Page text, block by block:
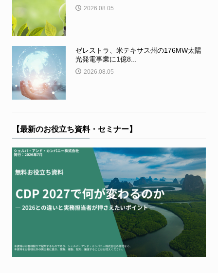
2026.08.05
ゼレストラ、米テキサス州の176MW太陽
光発電事業に1億8...
2026.08.05
【最新のお役立ち資料・セミナー】